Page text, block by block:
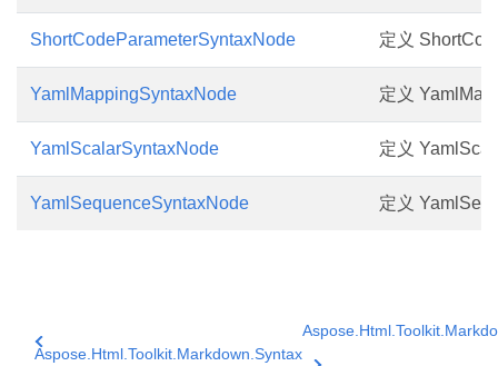
ShortCodeParameterSyntaxNode 定义
YamlMappingSyntaxNode 定义
YamlScalarSyntaxNode 定义
YamlSequenceSyntaxNode 定义
Aspose.Html.Toolkit.Markdown.Syntax